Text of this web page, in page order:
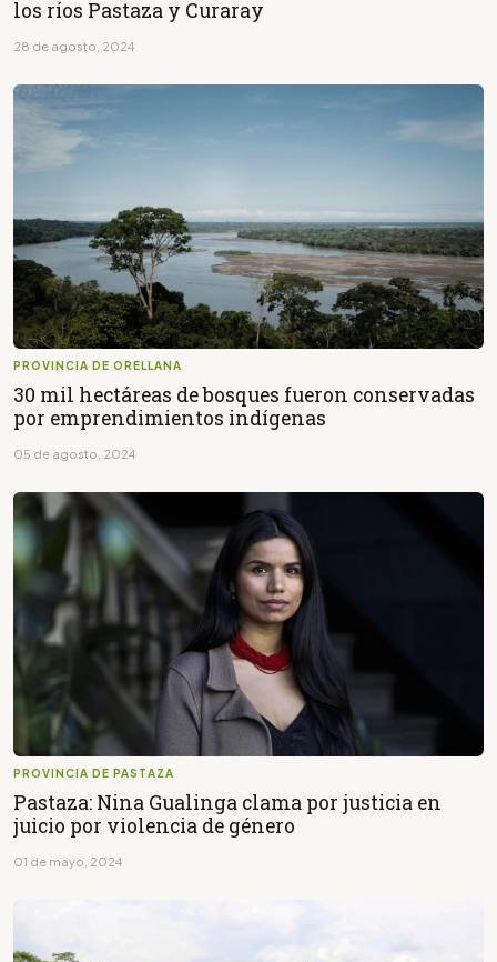
los ríos Pastaza y Curaray
28 de agosto, 2024
PROVINCIA DE ORELLANA
30 mil hectáreas de bosques fueron conservadas
por emprendimientos indígenas
05 de agosto, 2024
PROVINCIA DE PASTAZA
Pastaza: Nina Gualinga clama por justicia en
juicio por violencia de género
01 de mayo, 2024